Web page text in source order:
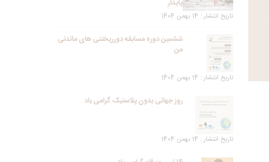
پایدار
تاریخ انتشار : 14 بهمن 1404
ششمین دوره مسابقه دورریختنی های ماندنی
من
تاریخ انتشار : 14 بهمن 1404
روز جهانی بدون پلاستیک گرامی باد
تاریخ انتشار : 14 بهمن 1404